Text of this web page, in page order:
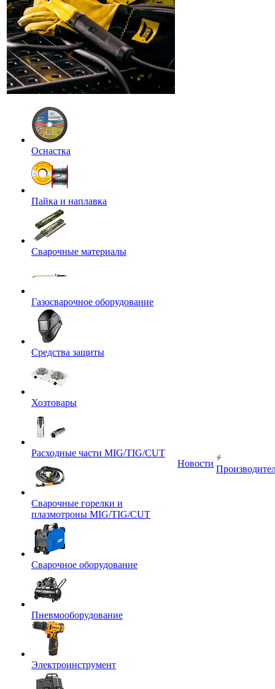
Оснастка
Пайка и наплавка
Сварочные материалы
Газосварочное оборудование
Средства защиты
Хозтовары
Расходные части MIG/TIG/CUT
Сварочные горелки и
плазмотроны MIG/TIG/CUT
Сварочное оборудование
Пневмооборудование
Электроинструмент
Новости